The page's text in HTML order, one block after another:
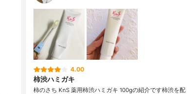
4.00
柿渋ハミガキ
柿のさち KnS 薬用柿渋ハミガキ 100gの紹介です柿渋を配